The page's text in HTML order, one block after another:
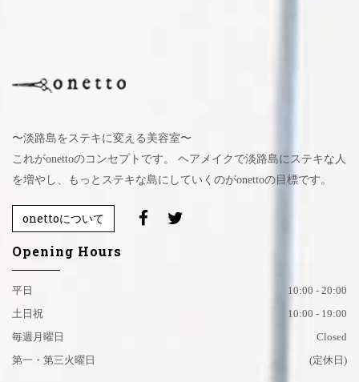
〜淡路島をステキに変える美容室〜
これがonettoのコンセプトです。 ヘアメイクで淡路島にステキな人
を増やし、もっとステキな島にしていくのがonettoの目標です。
onettoについて
Opening Hours
平日
10:00 - 20:00
土日祝
10:00 - 19:00
毎週月曜日
Closed
第一・第三火曜日
(定休日)